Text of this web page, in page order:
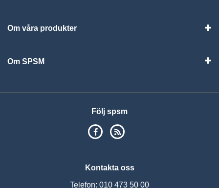
Om våra produkter
Om SPSM
Följ spsm
SPSM på Facebook
Kontakta oss
Telefon: 010 473 50 00